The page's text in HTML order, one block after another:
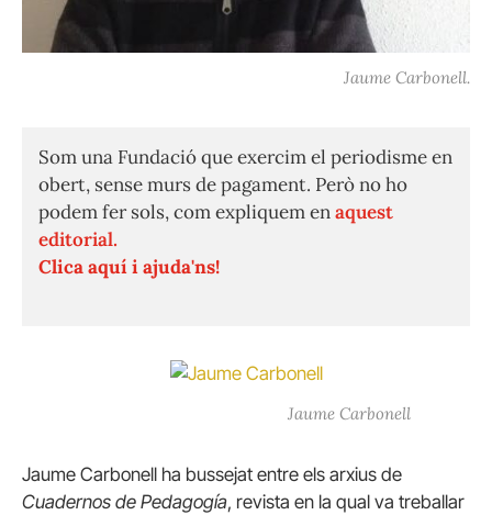
Jaume Carbonell.
Som una Fundació que exercim el periodisme en
obert, sense murs de pagament. Però no ho
podem fer sols, com expliquem enaquest
editorial.
Clica aquí i ajuda'ns!
Jaume Carbonell
Jaume Carbonell ha bussejat entre els arxius de
Cuadernos de Pedagogía, revista en la qual va treballar